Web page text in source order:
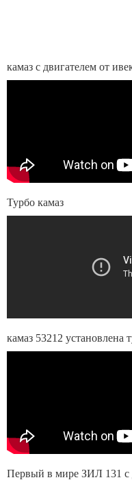
камаз с двигателем от
Турбо камаз
камаз 53212 установлена
Первый в мире ЗИЛ 131